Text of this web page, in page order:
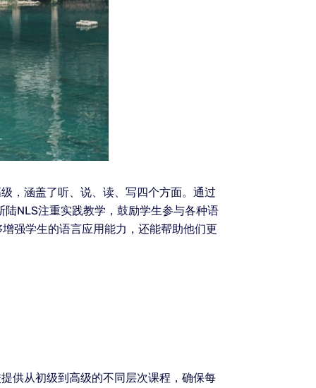
，涵盖了听、说、读、写四个方面。通过
NLS注重实践教学，鼓励学生参与各种语
强学生的语言应用能力，还能帮助他们更
供从初级到高级的不同层次课程，确保每